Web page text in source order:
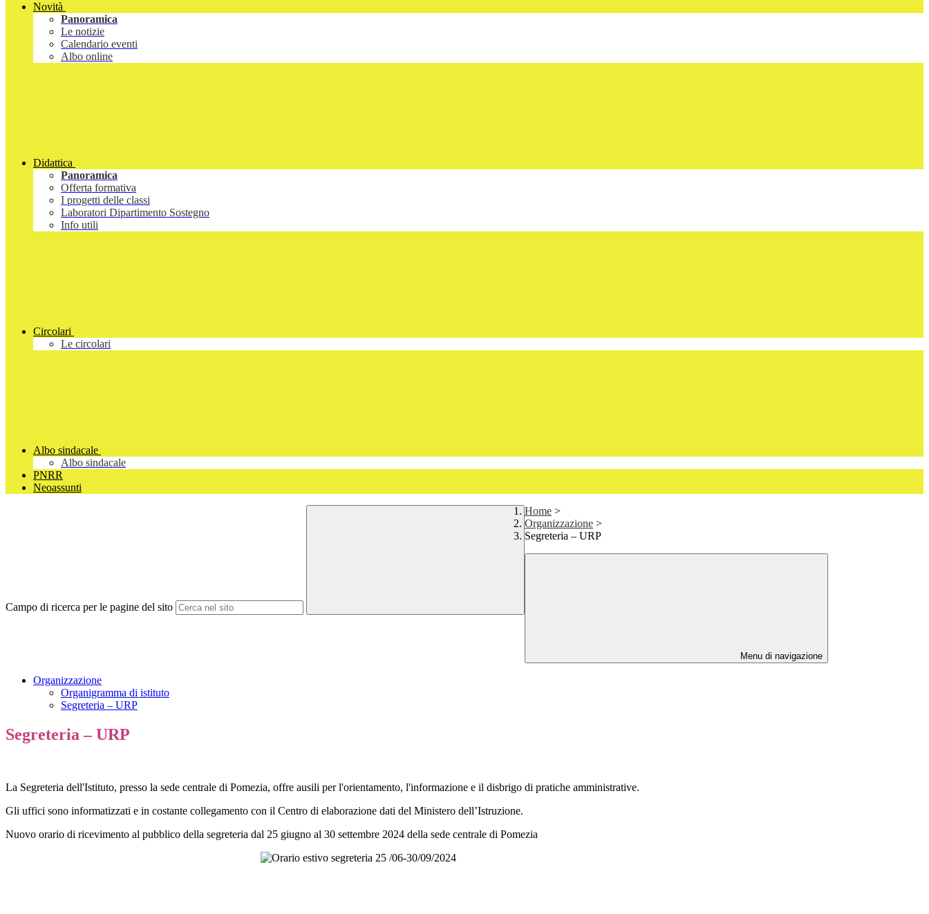
Novità
Panoramica
Le notizie
Calendario eventi
Albo online
Didattica
Panoramica
Offerta formativa
I progetti delle classi
Laboratori Dipartimento Sostegno
Info utili
Circolari
Le circolari
Albo sindacale
Albo sindacale
PNRR
Neoassunti
Campo di ricerca per le pagine del sito
Home >
Organizzazione >
Segreteria – URP
Menu di navigazione
Organizzazione
Organigramma di istituto
Segreteria – URP
Segreteria – URP
La Segreteria dell'Istituto, presso la sede centrale di Pomezia, offre ausili per l'orientamento, l'informazione e il disbrigo di pratiche amministrative.
Gli uffici sono informatizzati e in costante collegamento con il Centro di elaborazione dati del Ministero dell’Istruzione.
Nuovo orario di ricevimento al pubblico della segreteria dal 25 giugno al 30 settembre 2024 della sede centrale di Pomezia